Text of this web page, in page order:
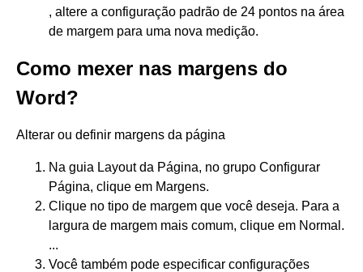
, altere a configuração padrão de 24 pontos na área
de margem para uma nova medição.
Como mexer nas margens do
Word?
Alterar ou definir margens da página
Na guia Layout da Página, no grupo Configurar
Página, clique em Margens.
Clique no tipo de margem que você deseja. Para a
largura de margem mais comum, clique em Normal.
...
Você também pode especificar configurações